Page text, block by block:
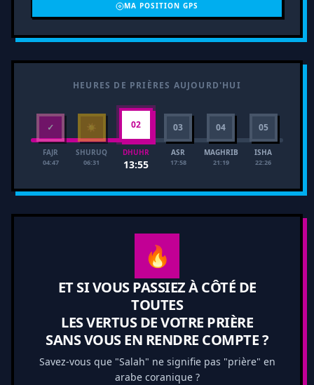
MA POSITION GPS
HEURES DE PRIÈRES AUJOURD'HUI
✓
FAJR
04:47
☀
SHURUQ
06:31
02
DHUHR
13:55
03
ASR
17:58
04
MAGHRIB
21:19
05
ISHA
22:26
🔥
ET SI VOUS PASSIEZ À CÔTÉ DE
TOUTES
LES VERTUS DE VOTRE PRIÈRE
SANS VOUS EN RENDRE COMPTE ?
Savez-vous que "Salah" ne signifie pas "prière" en
arabe coranique ?